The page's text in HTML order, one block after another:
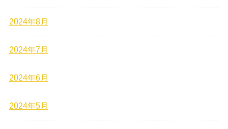
2024年8月
2024年7月
2024年6月
2024年5月